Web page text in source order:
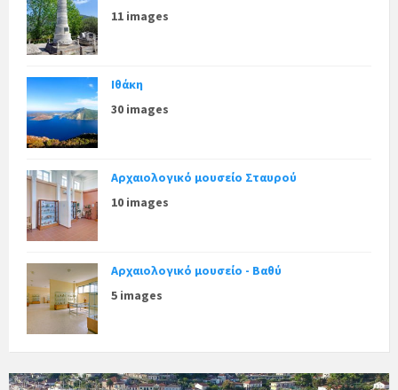
11 images
Ιθάκη
30 images
Αρχαιολογικό μουσείο Σταυρού
10 images
Αρχαιολογικό μουσείο - Βαθύ
5 images